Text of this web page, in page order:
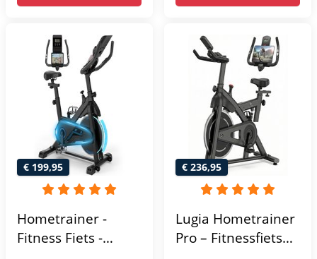
- Hartslagsensoren
- Tablethouder
voor Bluetooth
Kinomap & Zwift -
Fiets Lage Instap,
Ergonomisch & Stil
- Hometrainers
Fitness voor Thuis
€ 199,95
Hometrainer -
Fitness Fiets -
€ 236,95
Lugia Hometrainer
Pro – Fitnessfiets